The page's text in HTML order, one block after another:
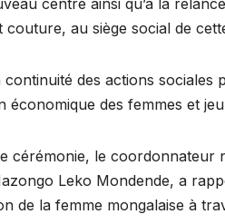
couture, au siège social de
continuité des actions
économique des femmes et
cérémonie, le coordonnateur
Leko Mondende, a
de la femme mongalaise à